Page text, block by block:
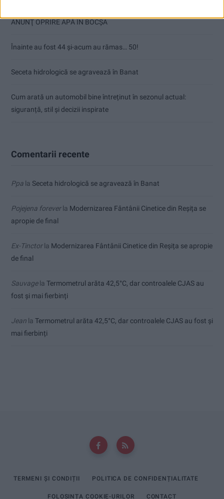
ANUNŢ OPRIRE APĂ ÎN BOCȘA
Înainte au fost 44 și-acum au rămas… 50!
Seceta hidrologică se agravează în Banat
Cum arată un automobil bine întreținut în sezonul actual:
siguranță, stil și decizii inspirate
Comentarii recente
Ppa la Seceta hidrologică se agravează în Banat
Pojejena foreverla Modernizarea Fântânii Cinetice din Reșița se
apropie de final
Ex-Tinctorla Modernizarea Fântânii Cinetice din Reșița se apropie
de final
Sauvagela Termometrul arăta 42,5°C, dar controalele CJAS au
fost și mai fierbinți
Jean la Termometrul arăta 42,5°C, dar controalele CJAS au fost și
mai fierbinți
TERMENI ȘI CONDIȚII POLITICA DE CONFIDENȚIALITATE
FOLOSINȚA COOKIE-URILOR CONTACT